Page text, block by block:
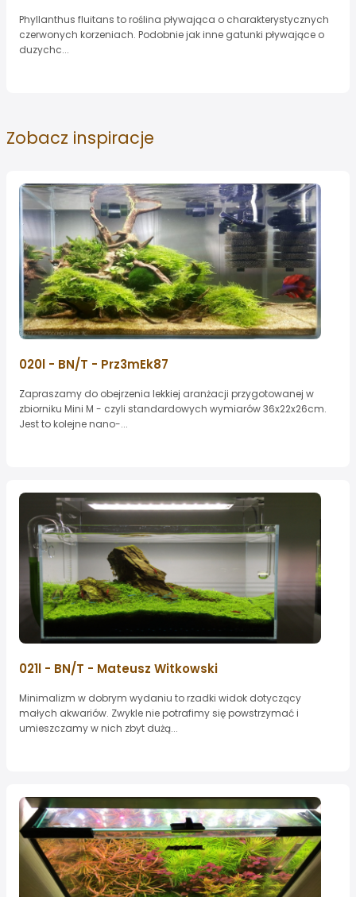
Phyllanthus fluitans to roślina pływająca o charakterystycznych
czerwonych korzeniach. Podobnie jak inne gatunki pływające o
duzychc...
Zobacz inspiracje
020l - BN/T - Prz3mEk87
Zapraszamy do obejrzenia lekkiej aranżacji przygotowanej w
zbiorniku Mini M - czyli standardowych wymiarów 36x22x26cm.
Jest to kolejne nano-...
021l - BN/T - Mateusz Witkowski
Minimalizm w dobrym wydaniu to rzadki widok dotyczący
małych akwariów. Zwykle nie potrafimy się powstrzymać i
umieszczamy w nich zbyt dużą...